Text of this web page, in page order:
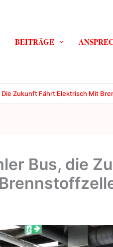
BEITRÄGE
Die Zukunft Fährt Elektrisch Mit
Bus, die